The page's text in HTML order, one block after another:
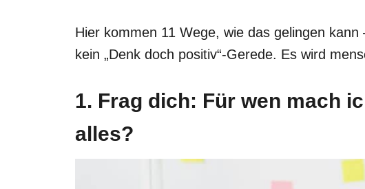
Hier kommen 11 Wege, wie das gelingen
kein „Denk doch positiv“-Gerede. Es wird
1. Frag dich: Für wen mach
alles?